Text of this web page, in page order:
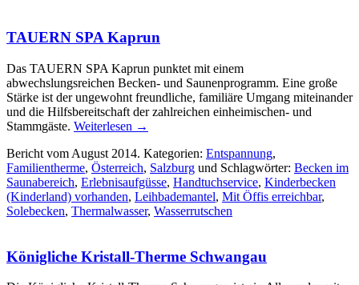
TAUERN SPA Kaprun
Das TAUERN SPA Kaprun punktet mit einem
abwechslungsreichen Becken- und Saunenprogramm. Eine große
Stärke ist der ungewohnt freundliche, familiäre Umgang miteinander
und die Hilfsbereitschaft der zahlreichen einheimischen- und
Stammgäste. Weiterlesen →
Bericht vom August 2014. Kategorien: Entspannung,
Familientherme, Österreich, Salzburg und Schlagwörter: Becken im
Saunabereich, Erlebnisaufgüsse, Handtuchservice, Kinderbecken
(Kinderland) vorhanden, Leihbademantel, Mit Öffis erreichbar,
Solebecken, Thermalwasser, Wasserrutschen
Königliche Kristall-Therme Schwangau